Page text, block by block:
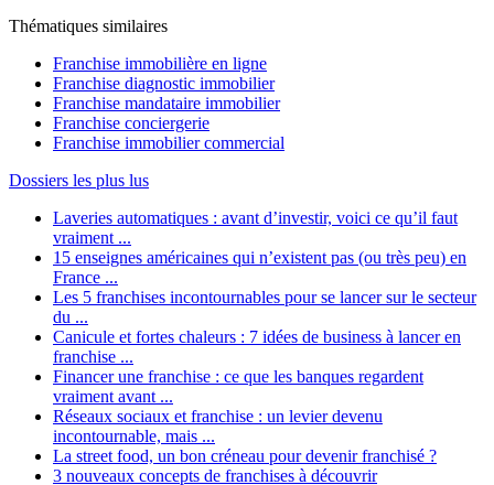
Thématiques similaires
Franchise immobilière en ligne
Franchise diagnostic immobilier
Franchise mandataire immobilier
Franchise conciergerie
Franchise immobilier commercial
Dossiers les plus lus
Laveries automatiques : avant d’investir, voici ce qu’il faut
vraiment ...
15 enseignes américaines qui n’existent pas (ou très peu) en
France ...
Les 5 franchises incontournables pour se lancer sur le secteur
du ...
Canicule et fortes chaleurs : 7 idées de business à lancer en
franchise ...
Financer une franchise : ce que les banques regardent
vraiment avant ...
Réseaux sociaux et franchise : un levier devenu
incontournable, mais ...
La street food, un bon créneau pour devenir franchisé ?
3 nouveaux concepts de franchises à découvrir